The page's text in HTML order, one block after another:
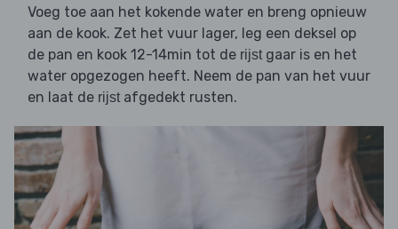
Voeg toe aan het kokende water en breng opnieuw
aan de kook. Zet het vuur lager, leg een deksel op
de pan en kook 12-14min tot de rijst gaar is en het
water opgezogen heeft. Neem de pan van het vuur
en laat de rijst afgedekt rusten.